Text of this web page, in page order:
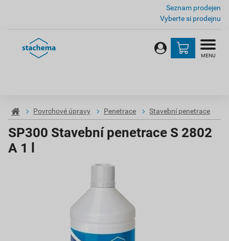
Seznam prodejen
Vyberte si prodejnu
MENU
Povrchové úpravy Penetrace Stavební penetrace
SP300 Stavební penetrace S 2802
A 1 l